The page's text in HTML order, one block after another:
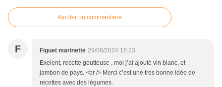
Ajouter un commentaire
F Figuet marinette 29/06/2024 16:23
Exelent, recette goutteuse , moi j’ai ajouté vin blanc, et
jambon de pays. <br /> Merci c’est une très bonne idée de
recettes avec des légumes.